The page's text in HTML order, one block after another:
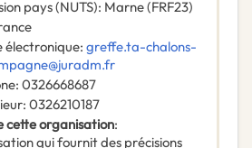
pays (NUTS): Marne(FRF23)
électronique: greffe.ta-chalons-
: 0326668687
: 0326210187
cette organisation:
qui fournit des précisions